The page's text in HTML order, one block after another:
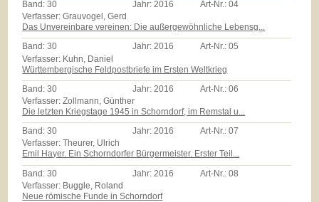
Band:30 Jahr:2016 Art-Nr.:04
Verfasser: Grauvogel, Gerd
Das Unvereinbare vereinen: Die außergewöhnliche Lebensg...
Band:30 Jahr:2016 Art-Nr.:05
Verfasser: Kuhn, Daniel
Württembergische Feldpostbriefe im Ersten Weltkrieg
Band:30 Jahr:2016 Art-Nr.:06
Verfasser: Zollmann, Günther
Die letzten Kriegstage 1945 in Schorndorf, im Remstal u...
Band:30 Jahr:2016 Art-Nr.:07
Verfasser: Theurer, Ulrich
Emil Hayer. Ein Schorndorfer Bürgermeister. Erster Teil...
Band:30 Jahr: 2016 Art-Nr.:08
Verfasser: Buggle, Roland
Neue römische Funde in Schorndorf